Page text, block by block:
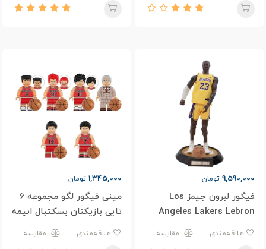
9,590,000 تومان
فیگور لبرون جیمز Los
Angeles Lakers Lebron
Jams
مقایسه
1,345,000 تومان
مینی فیگور لگو مجموعه 6
تایی بازیکنان بسکتبال انیمه
اسلم دانک Slam Dunk
مقایسه